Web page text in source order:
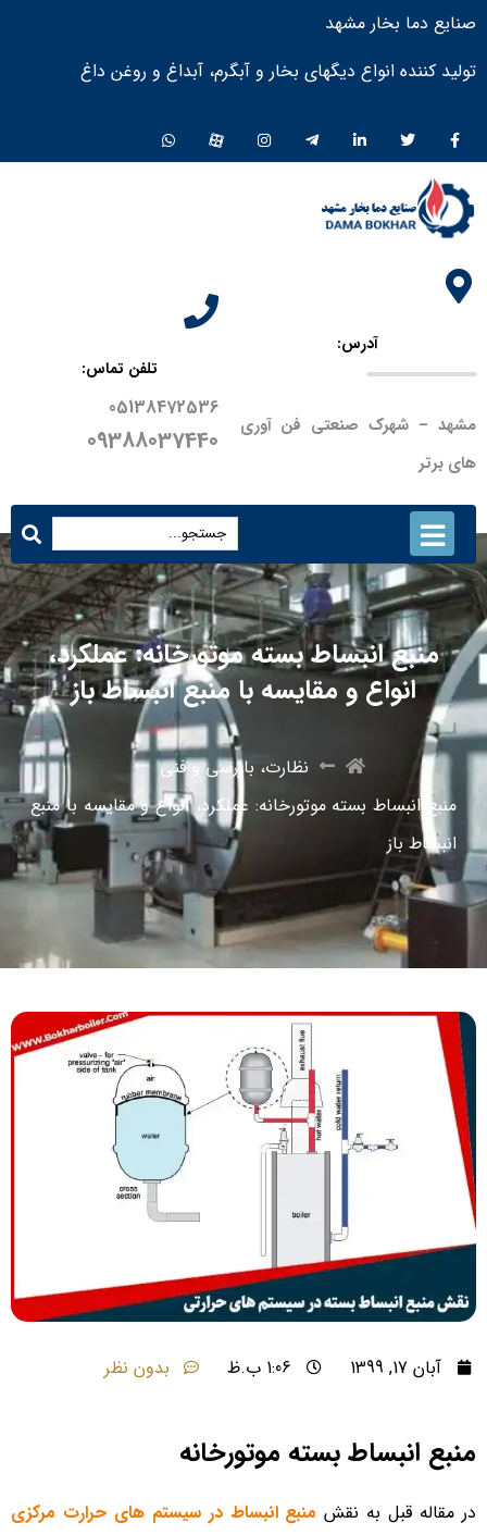
صنایع دما بخار مشهد
تولید کننده انواع دیگهای بخار و آبگرم، آبداغ و روغن داغ ​
آدرس:
مشهد – شهرک صنعتی فن آوری
های برتر
تلفن تماس:
05138472536
09388037440
منبع انبساط بسته موتورخانه: عملکرد،
انواع و مقایسه با منبع انبساط باز
نظارت، بازرسی و فنی
منبع انبساط بسته موتورخانه: عملکرد، انواع و مقایسه با منبع
انبساط باز
آبان 17, 1399 1:06 ب.ظ بدون نظر
منبع انبساط بسته موتورخانه
در مقاله قبل به نقش منبع انبساط در سیستم های حرارت مرکزی